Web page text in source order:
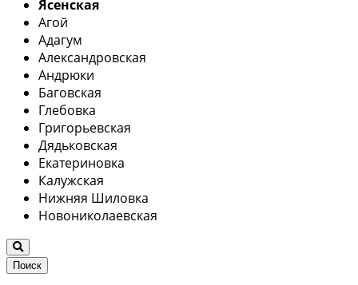
Ясенская
Агой
Адагум
Александровская
Андрюки
Баговская
Глебовка
Григорьевская
Дядьковская
Екатериновка
Калужская
Нижняя Шиловка
Новониколаевская
Поиск